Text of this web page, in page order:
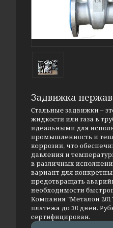
Задвижка
Стальные задвижки –
жидкости или газа в
идеальными для
промышленность и
коррозии, что
давления и
в различных
вариант для
предотвращать
необходимости
Компания "Металон
платежа до 30 дней.
сертифицирован.